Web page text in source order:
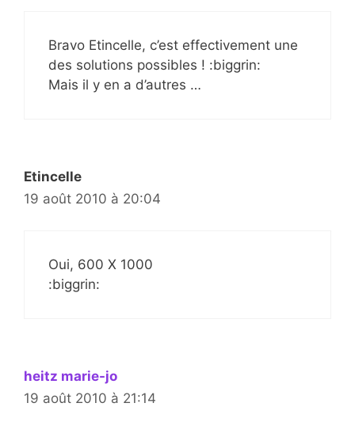
Bravo Etincelle, c’est effectivement une
des solutions possibles ! :biggrin:
Mais il y en a d’autres …
Etincelle
19 août 2010 à 20:04
Oui, 600 X 1000
:biggrin:
heitz marie-jo
19 août 2010 à 21:14